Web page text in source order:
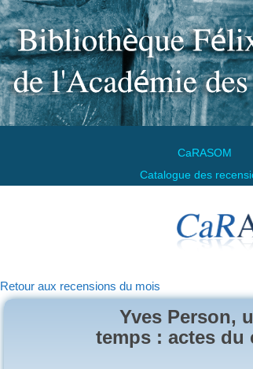
CaRASOM
Catalogue des
Retour aux recensions du mois
Yves Person,
temps : actes du